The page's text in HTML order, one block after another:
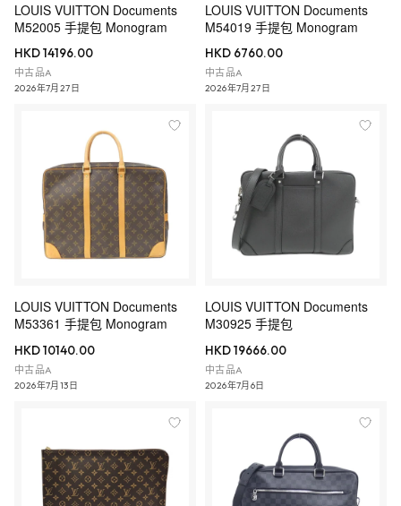
LOUIS VUITTON Documents
M52005 手提包 Monogram
HKD 14196.00
中古品A
2026年7月27日
LOUIS VUITTON Documents
M54019 手提包 Monogram
HKD 6760.00
中古品A
2026年7月27日
LOUIS VUITTON Documents
M53361 手提包 Monogram
HKD 10140.00
中古品A
2026年7月13日
LOUIS VUITTON Documents
M30925 手提包
HKD 19666.00
中古品A
2026年7月6日